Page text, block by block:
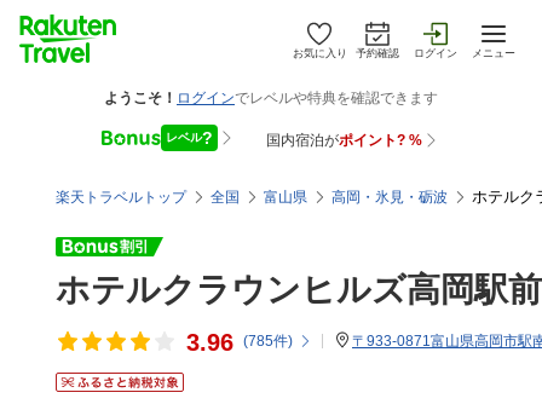
お気に入り 予約確認 ログイン メニュー
楽天トラベルトップ 全国 富山県 高岡・氷見・砺波 ホテルク
ホテルクラウンヒルズ高岡駅
3.96 (785件) 〒933-0871富山県高岡市駅